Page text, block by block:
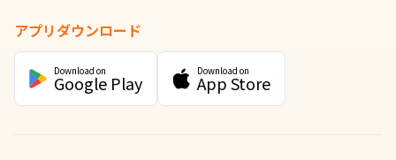
アプリダウンロード
Download on
Google Play
Download on
App Store